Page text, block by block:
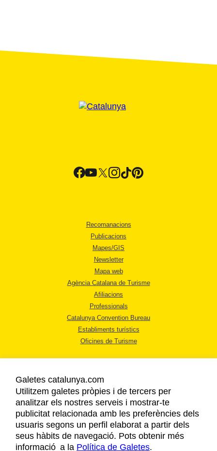
Recomanacions
Publicacions
Mapes/GIS
Newsletter
Mapa web
Agència Catalana de Turisme
Afiliacions
Professionals
Catalunya Convention Bureau
Establiments turístics
Oficines de Turisme
AVÍS LEGAL
POLÍTICA DE PRIVACITAT
COOKIES
ACCESSIBILITAT
Galetes catalunya.com
Utilitzem galetes pròpies i de tercers per
analitzar els nostres serveis i mostrar-te
publicitat relacionada amb les preferències dels
usuaris segons un perfil elaborat a partir dels
seus hàbits de navegació. Pots obtenir més
informació a la Política de Galetes.